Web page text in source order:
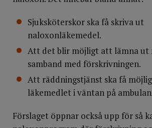
Sjuksköterskor ska få skriva ut
naloxonläkemedel.
Att det blir möjligt att lämna ut
samband med förskrivningen.
Att räddningstjänst ska få
läkemedlet i väntan på
Förslaget öppnar också upp för så